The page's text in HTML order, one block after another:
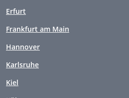
Erfurt
Frankfurt am Main
Hannover
Karlsruhe
Kiel